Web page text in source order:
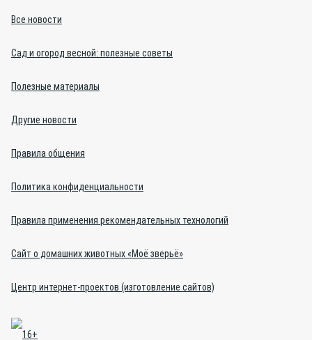
Все новости
Сад и огород весной: полезные советы
Полезные материалы
Другие новости
Правила общения
Политика конфиденциальности
Правила применения рекомендательных технологий
Сайт о домашних животных «Моё зверьё»
Центр интернет-проектов (изготовление сайтов)